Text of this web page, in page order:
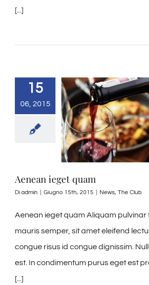
[...]
15
06, 2015
Aenean ieget quam
Di admin Giugno 15th, 2015 News, The Club
Aenean ieget quam Aliquam pulvinar
mauris semper, sit amet eleifend
congue risus id congue dignissim.
est. In condimentum purus eget est
[...]